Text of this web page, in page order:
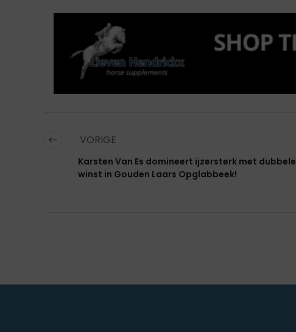
VORIGE
Karsten Van Es domineert ijzersterk met dubbele
winst in Gouden Laars Opglabbeek!